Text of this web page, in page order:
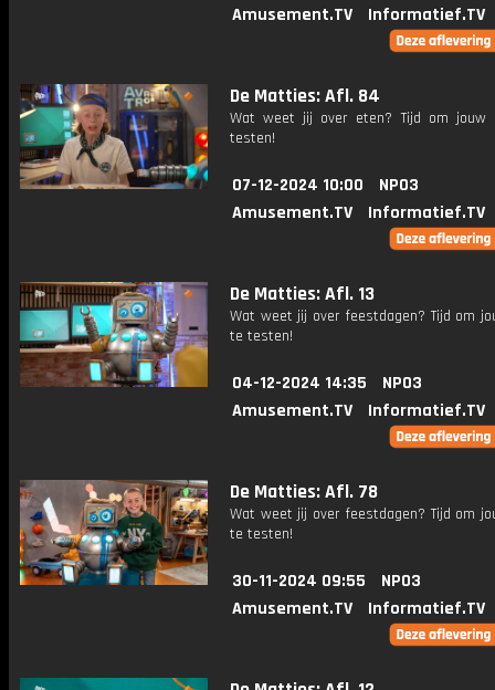
Amusement.TV
Informatief.TV
De Matties: Afl. 84
Wat weet jij over eten? Tijd om jouw
testen!
07-12-2024 10:00
NPO3
Amusement.TV
Informatief.TV
De Matties: Afl. 13
Wat weet jij over feestdagen? Tijd om
te testen!
04-12-2024 14:35
NPO3
Amusement.TV
Informatief.TV
De Matties: Afl. 78
Wat weet jij over feestdagen? Tijd om
te testen!
30-11-2024 09:55
NPO3
Amusement.TV
Informatief.TV